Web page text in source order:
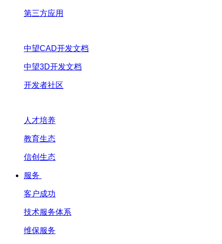
第三方应用
中望CAD开发文档
中望3D开发文档
开发者社区
人才培养
教育生态
信创生态
服务
客户成功
技术服务体系
维保服务